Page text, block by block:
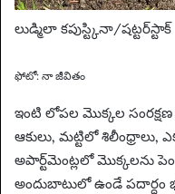
లుడ్మిలా కపుస్ట్కినా/షట్టర్‌స్టాక్
ఫోటో: నా జీవితం
ఇంటి లోపల మొక్కల సంరక్షణ
ఆకులు, మట్టిలో శిలీంధ్రాలు,
అపార్ట్‌మెంట్లలో మొక్కలను
అందుబాటులో ఉండే